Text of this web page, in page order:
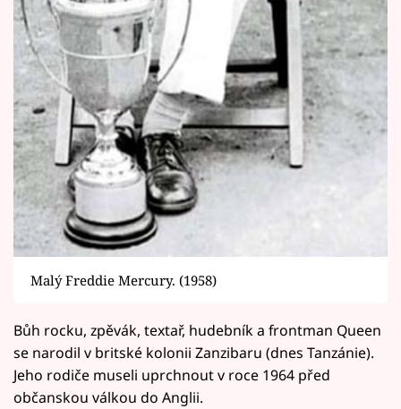
Malý Freddie Mercury. (1958)
Bůh rocku, zpěvák, textař, hudebník a frontman Queen
se narodil v britské kolonii Zanzibaru (dnes Tanzánie).
Jeho rodiče museli uprchnout v roce 1964 před
občanskou válkou do Anglii.